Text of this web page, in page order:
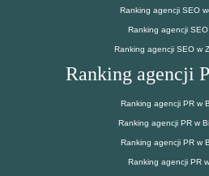
Ranking agencji SEO
Ranking agencji
Ranking agencji SEO w
Ranking agencji
Ranking agencji PR w
Ranking agencji PR w
Ranking agencji PR w
Ranking agencji PR